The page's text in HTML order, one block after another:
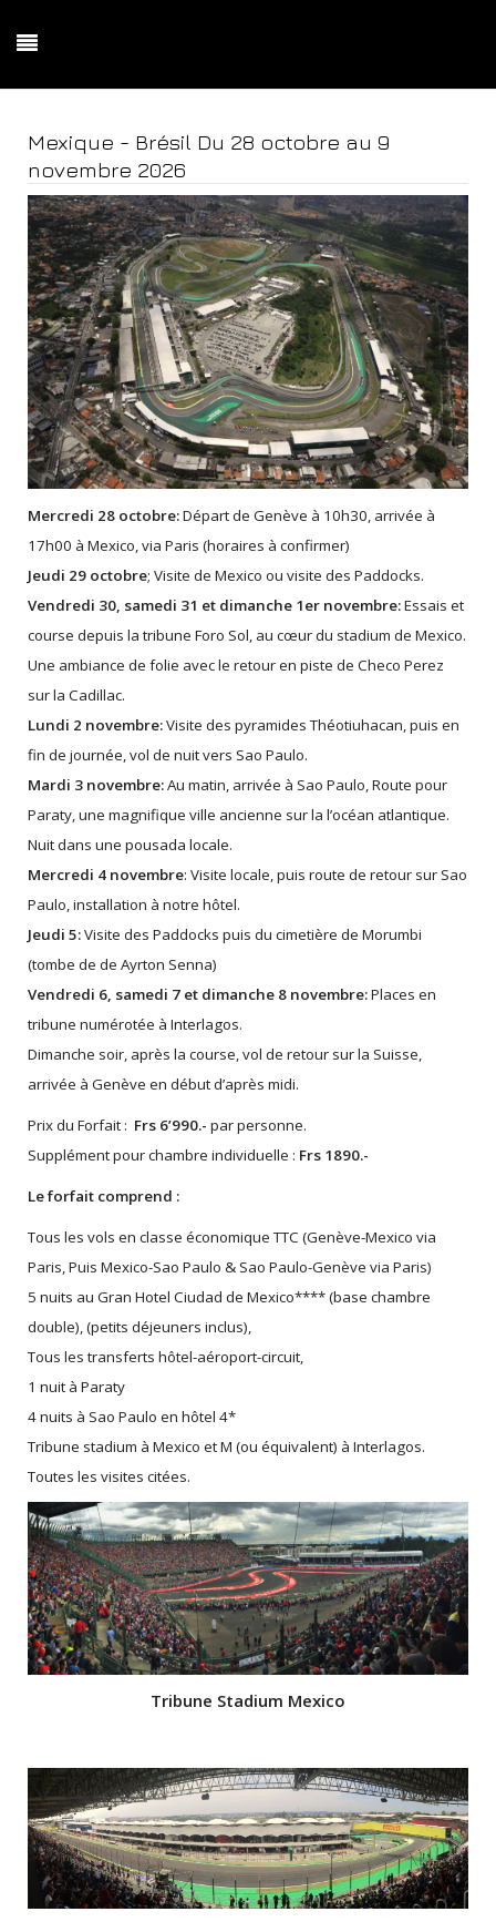
Mexique - Brésil Du 28 octobre au 9
novembre 2026
Mercredi 28 octobre:Départ de Genève à 10h30, arrivée à
17h00 à Mexico, via Paris (horaires à confirmer)
Jeudi 29 octobre; Visite de Mexico ou visite des Paddocks.
Vendredi 30, samedi 31 et dimanche 1er novembre:Essais et
course depuis la tribune Foro Sol, au cœur du stadium de Mexico.
Une ambiance de folie avec le retour en piste de Checo Perez
sur la Cadillac.
Lundi 2 novembre:Visite des pyramides Théotiuhacan, puis en
fin de journée, vol de nuit vers Sao Paulo.
Mardi 3 novembre:Au matin, arrivée à Sao Paulo, Route pour
Paraty, une magnifique ville ancienne sur la l’océan atlantique.
Nuit dans une pousada locale.
Mercredi 4 novembre: Visite locale, puis route de retour sur Sao
Paulo, installation à notre hôtel.
Jeudi 5:Visite des Paddocks puis du cimetière de Morumbi
(tombe de de Ayrton Senna)
Vendredi 6, samedi 7 et dimanche 8 novembre:Places en
tribune numérotée à Interlagos.
Dimanche soir, après la course, vol de retour sur la Suisse,
arrivée à Genève en début d’après midi.
Prix du Forfait : Frs 6’990.- par personne.
Supplément pour chambre individuelle : Frs 1890.-
Le forfait comprend :
Tous les vols en classe économique TTC (Genève-Mexico via
Paris, Puis Mexico-Sao Paulo & Sao Paulo-Genève via Paris)
5 nuits au Gran Hotel Ciudad de Mexico**** (base chambre
double), (petits déjeuners inclus),
Tous les transferts hôtel-aéroport-circuit,
1 nuit à Paraty
4 nuits à Sao Paulo en hôtel 4*
Tribune stadium à Mexico et M (ou équivalent) à Interlagos.
Toutes les visites citées.
Tribune Stadium Mexico